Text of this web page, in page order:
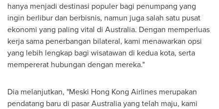
hanya menjadi destinasi populer bagi penumpang yang
ingin berlibur dan berbisnis, namun juga salah satu pusat
ekonomi yang paling vital di Australia. Dengan memperluas
kerja sama penerbangan bilateral, kami menawarkan opsi
yang lebih lengkap bagi wisatawan di kedua kota, serta
mempererat hubungan dengan mereka."
Dia melanjutkan, "Meski Hong Kong Airlines merupakan
pendatang baru di pasarAustraliayang telah maju, kami